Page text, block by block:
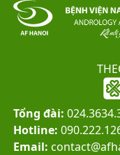
Tổng đài:
Hotline:
Email: